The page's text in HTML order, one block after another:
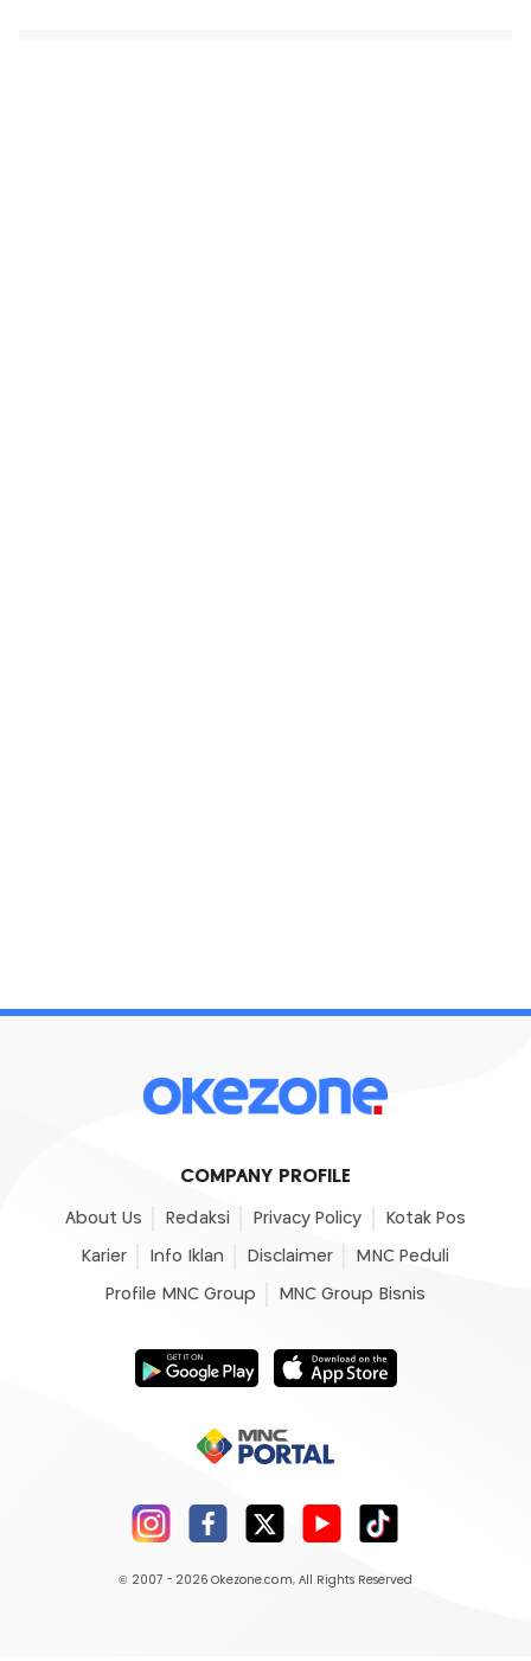
COMPANY PROFILE
About Us Redaksi Privacy Policy Kotak Pos
Karier Info Iklan Disclaimer MNC Peduli
Profile MNC Group MNC Group Bisnis
© 2007 - 2026 Okezone.com, All Rights Reserved